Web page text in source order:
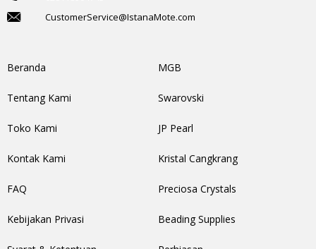
CustomerService@IstanaMote.com
Beranda
Tentang Kami
Toko Kami
Kontak Kami
FAQ
Kebijakan Privasi
MGB
Swarovski
JP Pearl
Kristal Cangkrang
Preciosa Crystals
Beading Supplies